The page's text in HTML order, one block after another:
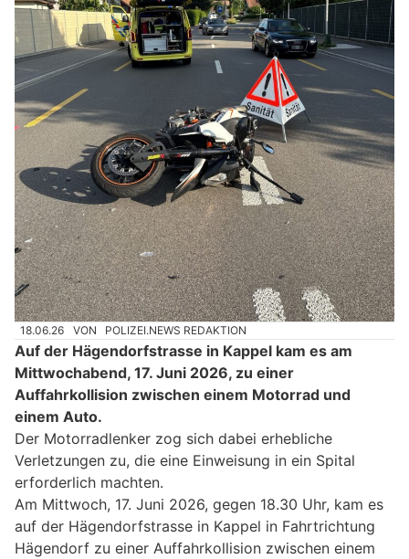
18.06.26 VON POLIZEI.NEWS REDAKTION
Auf der Hägendorfstrasse in Kappel kam es am
Mittwochabend, 17. Juni 2026, zu einer
Auffahrkollision zwischen einem Motorrad und
einem Auto.
Der Motorradlenker zog sich dabei erhebliche
Verletzungen zu, die eine Einweisung in ein Spital
erforderlich machten.
Am Mittwoch, 17. Juni 2026, gegen 18.30 Uhr, kam es
auf der Hägendorfstrasse in Kappel in Fahrtrichtung
Hägendorf zu einer Auffahrkollision zwischen einem